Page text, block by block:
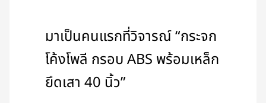
มาเป็นคนแรกที่วิจารณ์ “กระจก
โค้งโพลี กรอบ ABS พร้อมเหล็ก
ยึดเสา 40 นิ้ว”